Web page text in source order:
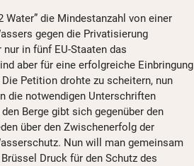
Water” die Mindestanzahl von einer
gegen die Privatisierung
in fünf EU-Staaten das
aber für eine erfolgreiche Einbringung
Petition drohte zu scheitern, nun
die notwendigen Unterschriften
Berge gibt sich gegenüber den
über den Zwischenerfolg der
Nun will man gemeinsam
Druck für den Schutz des